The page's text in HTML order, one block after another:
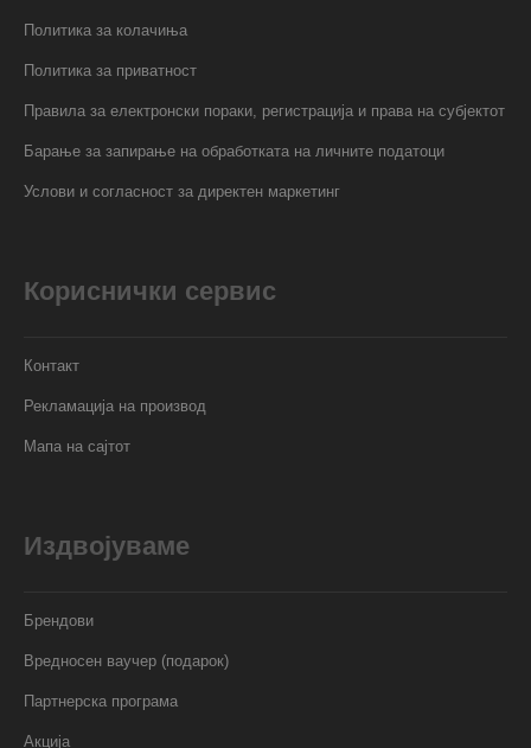
Политика за колачиња
Политика за приватност
Правила за електронски пораки, регистрација и права на субјектот
Барање за запирање на обработката на личните податоци
Услови и согласност за директен маркетинг
Кориснички сервис
Контакт
Рекламација на производ
Мапа на сајтот
Издвојуваме
Брендови
Вредносен ваучер (подарок)
Партнерска програма
Акција